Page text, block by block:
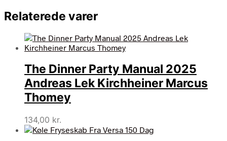
Relaterede varer
The Dinner Party Manual 2025
Andreas Lek Kirchheiner Marcus
Thomey
134,00 kr.